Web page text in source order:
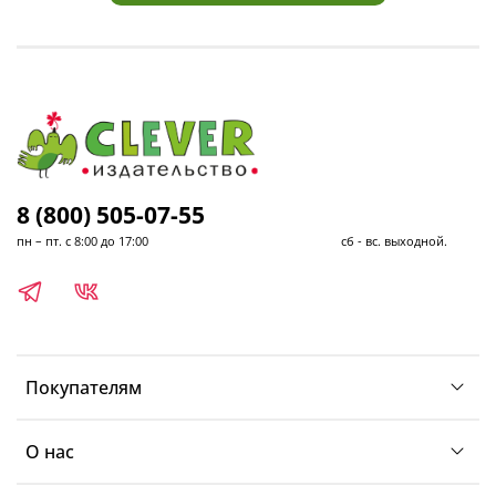
Покупателям
О нас
8 (800) 505-07-55
пн – пт. с 8:00 до 17:00 сб - вс. выходной.